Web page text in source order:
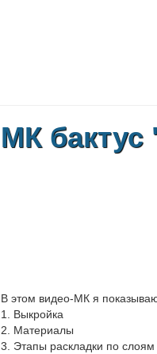
МК бактус
В этом видео-МК я
1. Выкройка
2. Материалы
3. Этапы раскладки по слоям